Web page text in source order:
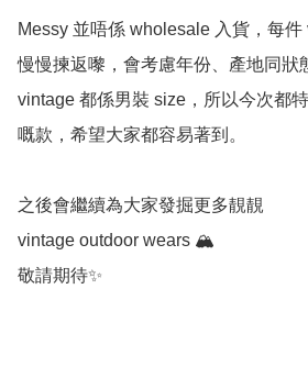
Messy 並唔係 wholesale 入貨，每
慢慢揀返嚟，會考慮年份、產地同狀
vintage 都係男裝 size，所以今次都
嘅款，希望大家都容易著到。
之後會繼續為大家發掘更多靚靚
vintage outdoor wears 🏔️
敬請期待✨